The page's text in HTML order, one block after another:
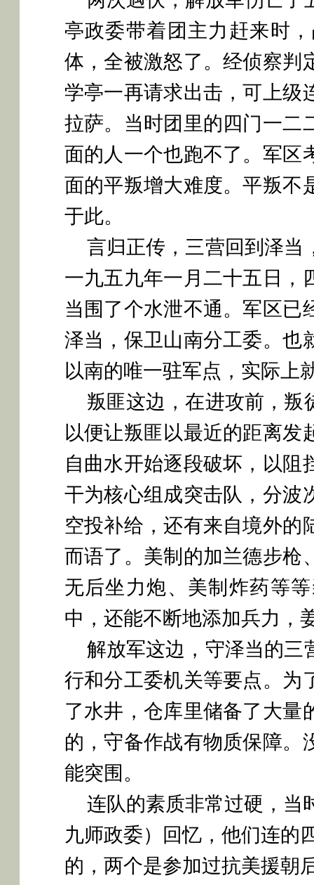
亭政委带着团主力赶来时
体，全被激怒了。经侦察判
学亭一再请求出击，可上级
拉萨。当时团里的四门一二
面的人一个也跑不了。军区
面的平叛增大难度。平叛不
于此。
言归正传，三营回到泽当
一九五九年一月二十五日，
当围了个水泄不通。军区已
泽当，保卫山南分工委。也
以南的唯一驻军点，实际上
叛匪这边，在进攻前，叛
以便让叛匪以最近的距离发
自曲水开始逐段破坏，以阻
干为核心组成突击队，分波
空投补给，还有来自境外的
而语了。美制的加兰德步枪
无后坐力炮、美制炸药等
中，还能不断地添加兵力，
解放军这边，守泽当的三
行和分工委机关等要点。为
了水井，仓库里储备了大量
的，守备作战有物质保障。
能突围。
连队的素质非常过硬，当
九师政委）回忆，他们连的
的，两个是参加过抗美援朝